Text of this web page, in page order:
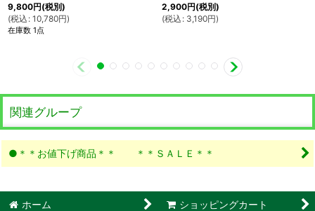
9,800円(税別)
(税込 : 10,780円)
在庫数 1点
2,900円(税別)
(税込 : 3,190円)
関連グループ
●＊＊お値下げ商品＊＊ ＊＊ＳＡＬＥ＊＊
ホーム ショッピングカート